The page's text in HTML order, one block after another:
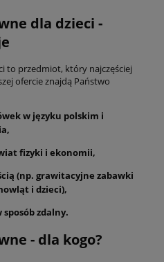
dla dzieci -
to przedmiot, który najczęściej
ofercie znajdą Państwo
w języku polskim i
fizyki i ekonomii,
(np. grawitacyjne zabawki
i dzieci),
zdalny.
- dla kogo?